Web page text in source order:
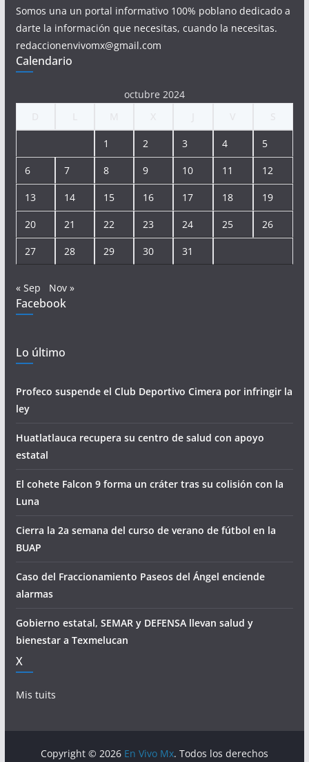
Somos una un portal informativo 100% poblano dedicado a
darte la información que necesitas, cuando la necesitas.
redaccionenvivomx@gmail.com
Calendario
octubre 2024
1 2 3 4 5
6 7 8 9 10 11 12
13 14 15 16 17 18 19
20 21 22 23 24 25 26
27 28 29 30 31
« Sep Nov »
Facebook
Lo último
Profeco suspende el Club Deportivo Cimera por infringir la
ley
Huatlatlauca recupera su centro de salud con apoyo
estatal
El cohete Falcon 9 forma un cráter tras su colisión con la
Luna
Cierra la 2a semana del curso de verano de fútbol en la
BUAP
Caso del Fraccionamiento Paseos del Ángel enciende
alarmas
Gobierno estatal, SEMAR y DEFENSA llevan salud y
bienestar a Texmelucan
X
Mis tuits
Copyright © 2026 En Vivo Mx. Todos los derechos